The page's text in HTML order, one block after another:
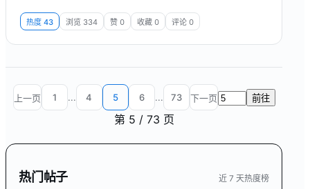
屉菜单。 2、打开应用中心时主界面自动虚化，关
闭后恢复正常操作。 3、侧栏顶部新增当前应用切
换入口，可一键打开应用中心；侧栏收起后仍保留
热度 43 浏览 334 赞 0 收藏 0 评论 0
上一页 1 ... 4 5 6 ... 73 下一页 前往
第 5 / 73 页
热门帖子 近 7 天热度榜